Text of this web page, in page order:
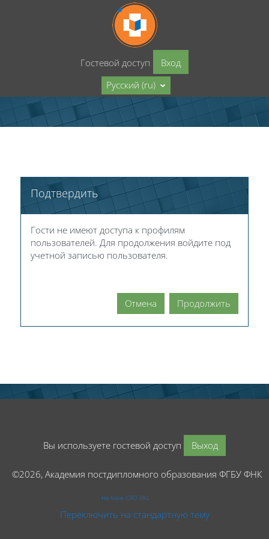
Перейти к основному содержанию
Гостевой доступ
Вход
Русский ‎(ru)‎
Подтвердить
Гости не имеют доступа к профилям
пользователей. Для продолжения войдите под
учетной записью пользователя.
Отмена Продолжить
Вы используете гостевой доступ Выход
©2026, Академия постдипломного образования ФГБУ
На базе СЭО 3KL
Переключить на стандартную тему